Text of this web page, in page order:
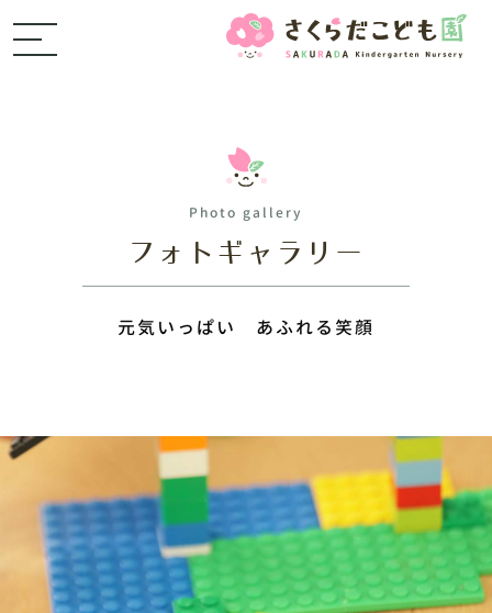
Photo gallery
フォトギャラリー
元気いっぱい あふれる笑顔